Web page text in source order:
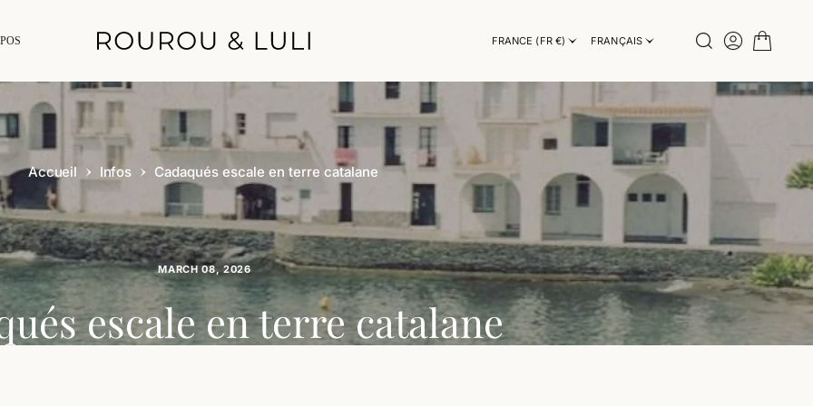
livraison offerte dès 50€ d'achat
INSTAGRAM
FRANCE (FR €) FRANÇAIS
Accueil Infos Cadaqués escale en terre catalane
MARCH 08, 2026
escale en terre catalane